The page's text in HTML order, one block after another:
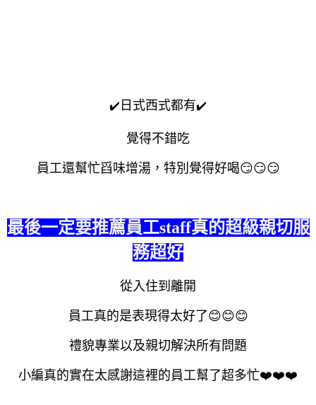
✔️ 日式西式都有✔️
覺得不錯吃
員工還幫忙舀味增湯，特別覺得好喝😏😏😏
最後一定要推薦員工staff真的超級親切服
務超好
從入住到離開
員工真的是表現得太好了😊😊😊
禮貌專業以及親切解決所有問題
小編真的實在太感謝這裡的員工幫了超多忙❤️❤️❤️